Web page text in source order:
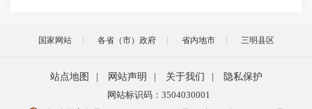
国家网站 各省（市）政府 省内地市 三明县区
站点地图 网站声明 关于我们
隐私保护
网站标识码：3504030001